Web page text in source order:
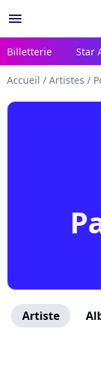
menu
Billetterie Star
Accueil / Artistes /
Artiste